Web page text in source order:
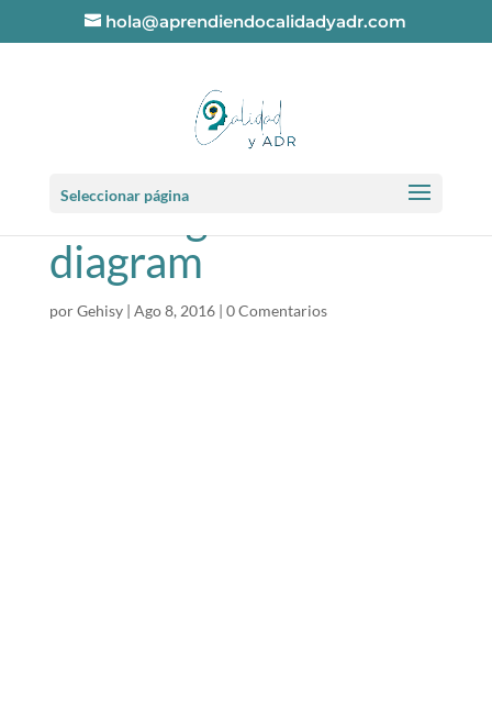
hola@aprendiendocalidadyadr.com
Seleccionar página
showing-business-
diagram
porGehisy| Ago 8, 2016| 0 Comentarios